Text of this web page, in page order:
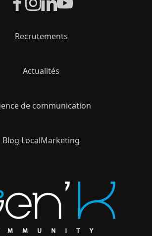
Recrutements
Actualités
de communication
Blog LocalMarketing